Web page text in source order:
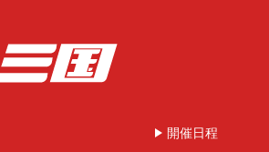
開催日程